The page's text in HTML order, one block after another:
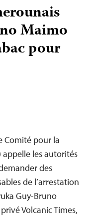
Maimo
pour
Comité pour la
appelle les autorités
des
de l’arrestation
Guy-Bruno
Volcanic Times,